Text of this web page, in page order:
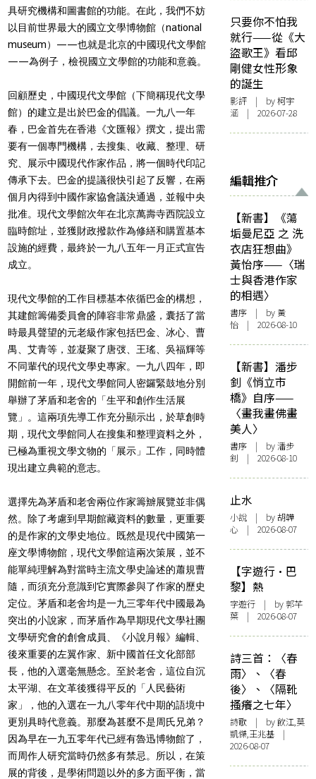
具研究機構和圖書館的功能。在此，我們不妨
以目前世界最大的國立文學博物館（national
museum）——也就是北京的中國現代文學館
——為例子，檢視國立文學館的功能和意義。
回顧歷史，中國現代文學館（下簡稱現代文學
館）的建立是出於巴金的倡議。一九八一年
春，巴金首先在香港《文匯報》撰文，提出需
要有一個專門機構，去搜集、收藏、整理、研
究、展示中國現代作家作品，將一個時代印記
傳承下去。巴金的提議很快引起了反響，在兩
個月內得到中國作家協會議決通過，並報中央
批准。現代文學館次年在北京萬壽寺西院設立
臨時館址，並獲財政撥款作為修繕和購置基本
設施的經費，最終於一九八五年一月正式宣告
成立。
現代文學館的工作目標基本依循巴金的構想，
其建館籌備委員會的陣容非常鼎盛，囊括了當
時最具聲望的元老級作家包括巴金、冰心、曹
禺、艾青等，並凝聚了唐弢、王瑤、吳福輝等
不同輩代的現代文學史專家。一九八四年，即
開館前一年，現代文學館同人密鑼緊鼓地分別
舉辦了茅盾和老舍的「生平和創作生活展
覽」。這兩項先導工作充分顯示出，於草創時
期，現代文學館同人在搜集和整理資料之外，
已極為重視文學文物的「展示」工作，同時體
現出建立典範的意志。
選擇先為茅盾和老舍兩位作家籌辧展覽並非偶
然。除了考慮到早期館藏資料的數量，更重要
的是作家的文學史地位。既然是現代中國第一
座文學博物館，現代文學館這兩次策展，並不
能單純理解為對當時主流文學史論述的蕭規曹
隨，而須充分意識到它實際參與了作家的歷史
定位。茅盾和老舍均是一九三零年代中國最為
突出的小說家，而茅盾作為早期現代文學社團
文學研究會的創會成員、《小說月報》編輯、
後來重要的左翼作家、新中國首任文化部部
長，他的入選毫無懸念。至於老舍，這位自沉
太平湖、在文革後獲得平反的「人民藝術
家」，他的入選在一九八零年代中期的語境中
更別具時代意義。那麼為甚麼不是周氏兄弟？
因為早在一九五零年代已經有魯迅博物館了，
而周作人研究當時仍然多有禁忌。所以，在策
展的背後，是學術問題以外的多方面平衡，當
只要你不怕我
就行——從《大
盜歌王》看邱
剛健女性形象
的誕生
影評 | by 柯宇
涵 | 2026-07-28
編輯推介
【新書】《蕩
垢曼尼亞 之 洗
衣店狂想曲》
黃怡序——〈瑞
士與香港作家
的相遇〉
書序 | by 黃
怡 | 2026-08-10
【新書】潘步
釗《悄立市
橋》自序——
〈畫我畫佛畫
美人〉
書序 | by潘步
釗 | 2026-08-10
止水
小說 | by 胡韡
心 | 2026-08-07
【字遊行·巴
黎】熱
字遊行 | by 郭芊
葉 | 2026-08-07
詩三首：〈春
雨〉、〈春
後〉、〈隔靴
搔癢之七年〉
詩歌 | by 飲江,莫
凱傑,王兆基 |
2026-08-07